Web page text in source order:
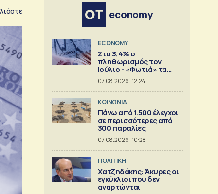
economy
ECONOMY
Στο 3,4% ο
πληθωρισμός τον
Ιούλιο - «Φωτιά» τα
καύσιμα
07.08.2026 | 12:24
ΚΟΙΝΩΝΙΑ
Πάνω από 1.500 έλεγχοι
σε περισσότερες από
300 παραλίες
07.08.2026 | 10:28
ΠΟΛΙΤΙΚΗ
Χατζηδάκης: Άκυρες οι
εγκύκλιοι που δεν
αναρτώνται